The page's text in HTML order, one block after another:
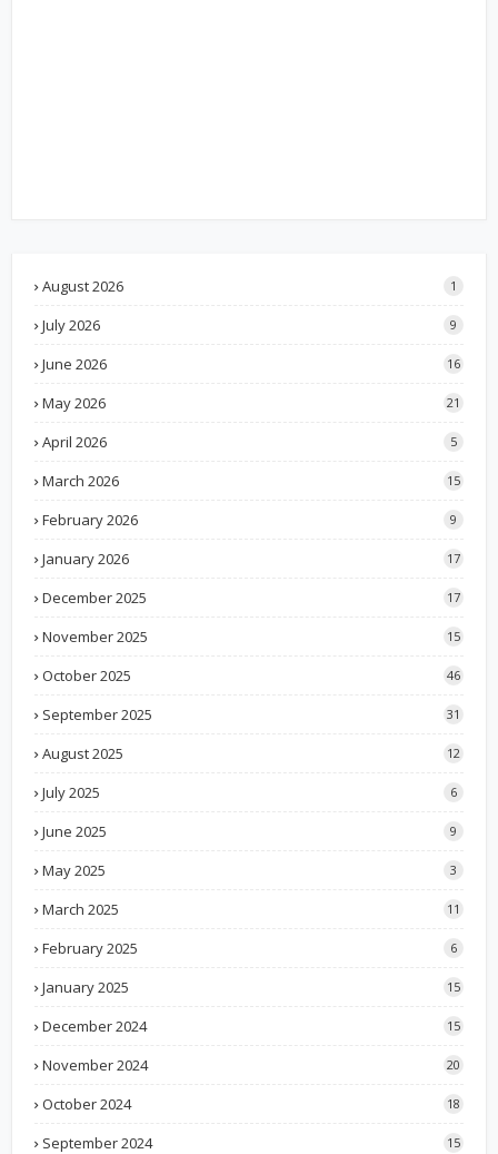
August 2026 1
July 2026 9
June 2026 16
May 2026 21
April 2026 5
March 2026 15
February 2026 9
January 2026 17
December 2025 17
November 2025 15
October 2025 46
September 2025 31
August 2025 12
July 2025 6
June 2025 9
May 2025 3
March 2025 11
February 2025 6
January 2025 15
December 2024 15
November 2024 20
October 2024 18
September 2024 15